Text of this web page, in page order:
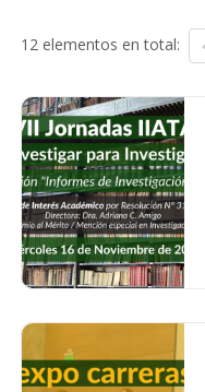
12 elementos en total: